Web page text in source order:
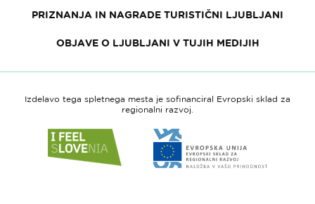
PRIZNANJA IN NAGRADE TURISTIČNI LJUBLJANI
OBJAVE O LJUBLJANI V TUJIH MEDIJIH
Izdelavo tega spletnega mesta je sofinanciral Evropski sklad za
regionalni razvoj.
do
spletne
do
spletne